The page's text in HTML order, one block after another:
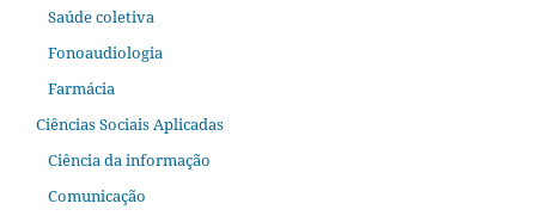
Saúde coletiva
Fonoaudiologia
Farmácia
Ciências Sociais Aplicadas
Ciência da informação
Comunicação